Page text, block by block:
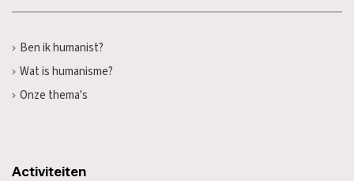
Ben ik humanist?
Wat is humanisme?
Onze thema's
Activiteiten